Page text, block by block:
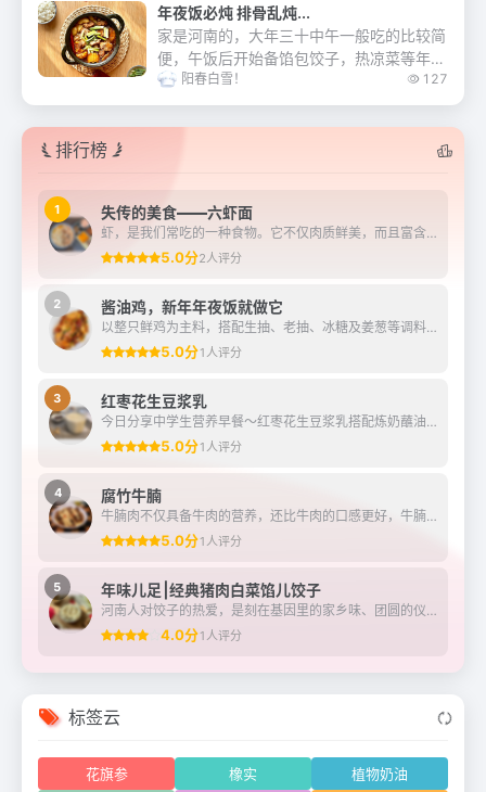
水沸川烫至熟。统一在锅里煸炒一下，烩在
一起，加...
年夜饭必炖 排骨乱炖...
家是河南的，大年三十中午一般吃的比较简
便，午饭后开始备馅包饺子，热凉菜等年夜
饭，我们家喜欢三十的中午炖一锅菜，有肉
有素，咕嘟咕嘟一大锅，配上大米馒头真叫
一个香……...
阳春白雪！ 127
排行榜
1 失传的美食——六虾面
虾，是我们常吃的一种食物。它不仅肉质鲜美，而且富含多种营养物质，对人体健康十分有益。正因为这样，诞生了许多虾类的美食。在《苏州往事》中记载了一道美味但又制作过程复...
5.0分2人评分
2 酱油鸡，新年年夜饭就做它
以整只鲜鸡为主料，搭配生抽、老抽、冰糖及姜葱等调料制成。
5.0分1人评分
3 红枣花生豆浆乳
今日分享中学生营养早餐～红枣花生豆浆乳搭配炼奶蘸油条，有雀巢鹰唛炼奶加持，早餐的浓香与酥脆瞬间升华！
5.0分1人评分
4 腐竹牛腩
牛腩肉不仅具备牛肉的营养，还比牛肉的口感更好，牛腩的筋膜多，炖煮之后更容易吸收汤汁的香味，跟腐竹组合相得益彰，互相补充，腐竹中也可以充分吸饱牛腩的汤汁，多吃不仅能...
5.0分1人评分
5 年味儿足⎮经典猪肉白菜馅儿饺子
河南人对饺子的热爱，是刻在基因里的家乡味、团圆的仪式感……平常宴客节气，民俗节日都会包饺子（不只是吃饺子，但是必不可少）大年三十“守岁”吃，初一早晨吃，取“更岁交...
4.0分1人评分
标签云
花旗参 橡实
植物奶油